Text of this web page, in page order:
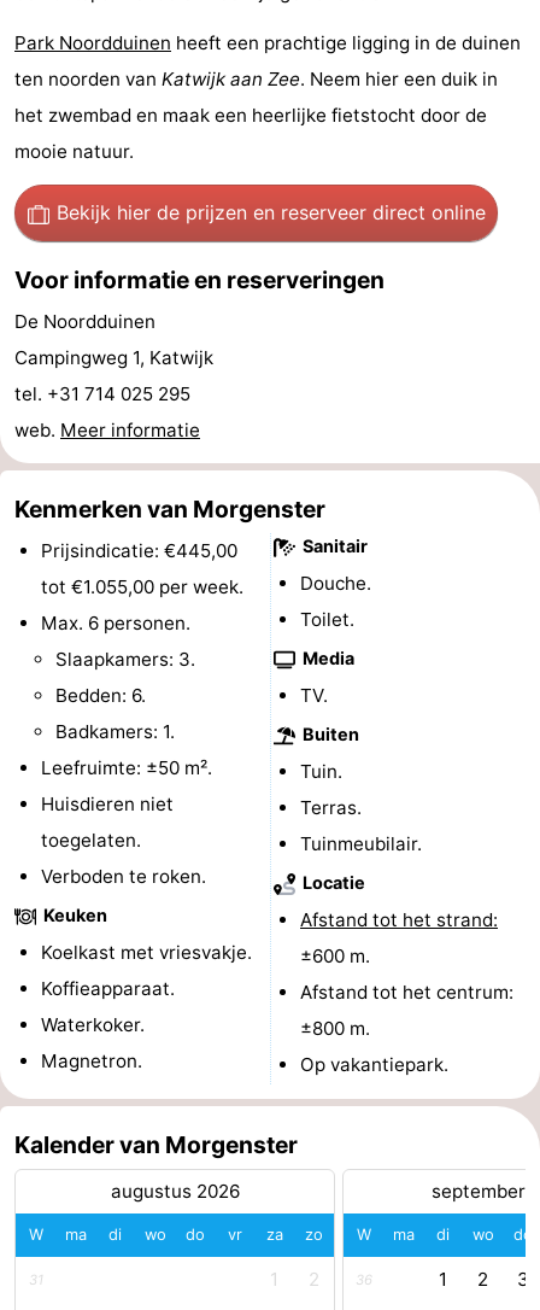
Steden
Sporten
Zwembaden
-
Fietsen
-
Paardrijden
-
Golfbanen
-
Surfen
Eten
Forum
Nieuws
adressen
Regio
Holland
-
Natuur
Schoorlse
Bergen
Zee
-
Alkmaar
Park Noordduinen heeft een prachtige ligging in de duinen
ten noorden van Katwijk aan Zee. Neem hier een duik in
het zwembad en maak een heerlijke fietstocht door de
mooie natuur.
Bekijk hier de prijzen en reserveer direct online
Voor informatie en reserveringen
De Noordduinen
Campingweg 1, Katwijk
tel. +31 714 025 295
web. Meer informatie
Kenmerken van Morgenster
Prijsindicatie: €445,00
tot €1.055,00 per week.
Max. 6 personen.
Slaapkamers: 3.
Bedden: 6.
Badkamers: 1.
Leefruimte: ±50 m².
Huisdieren niet
toegelaten.
Verboden te roken.
Keuken
Koelkast met vriesvakje.
Koffieapparaat.
Waterkoker.
Magnetron.
Sanitair
Douche.
Toilet.
Media
TV.
Buiten
Tuin.
Terras.
Tuinmeubilair.
Locatie
Afstand tot het strand:
±600 m.
Afstand tot het centrum:
±800 m.
Op vakantiepark.
Kalender van Morgenster
augustus 2026
W ma di wo do vr za zo
31 1 2
september
W ma di wo do
36 1 2 3